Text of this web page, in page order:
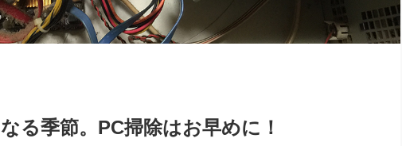
る季節。PC掃除はお早めに！